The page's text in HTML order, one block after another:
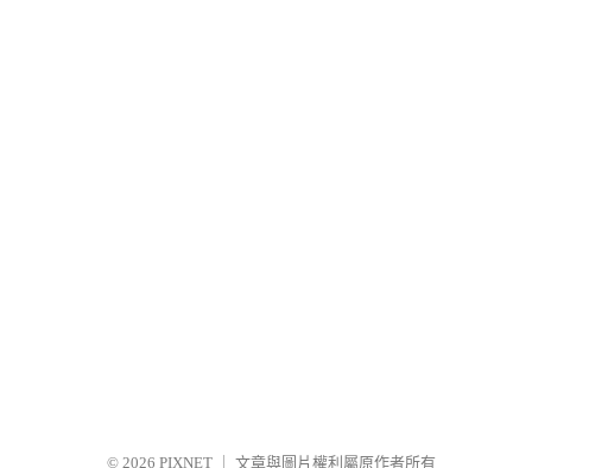
© 2026 PIXNET 文章與圖片權利屬原作者所有